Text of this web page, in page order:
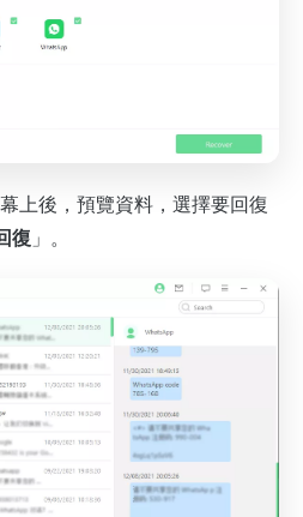
上後，預覽資料，選擇要回復
復 」。